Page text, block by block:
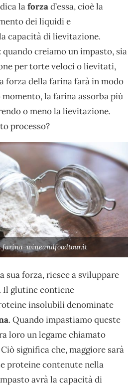
laforzad’essa, cioè la
dei liquidi e
capacità di lievitazione.
quando creiamo un impasto, sia
per torte veloci o lievitati,
forza della farina farà in modo
la farina assorba più
o meno la lievitazione.
processo?
farina-wineandfoodtour.it
sua forza, riesce a sviluppare
. Il glutine contiene
insolubili denominate
. Quando impastiamo queste
loro un legame chiamato
Ciò significa che, maggiore sarà
proteine contenute nella
avrà la capacità di